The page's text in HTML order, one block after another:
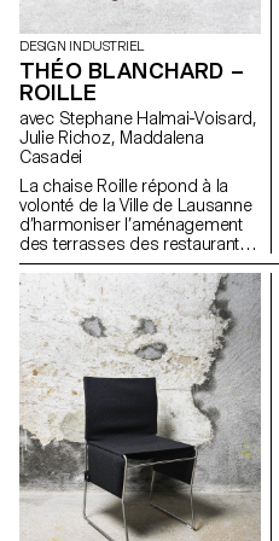
DESIGN INDUSTRIEL
THÉO BLANCHARD –
ROILLE
avec Stephane Halmai-Voisard,
Julie Richoz, Maddalena
Casadei
La chaise Roille répond à la
volonté de la Ville de Lausanne
d’harmoniser l’aménagement
des terrasses des restaurants.
La Ville envisage de supprimer
toutes les installations et
mobiliers d’extérieur en
plastique d’ici 2022. Le
mobilier en bois et en métal
devra être privilégié. Sa
structure en tubulaire et en tôle
roulée d’aluminium lui apporte
une grande légèreté. Son
assise rabattable permet aux
restaurateurs de conserver le
mobilier sur les terrasses et/ou
de les ranger en évitant que
l’eau stagne, facilitant la mise
en place des serveurs.